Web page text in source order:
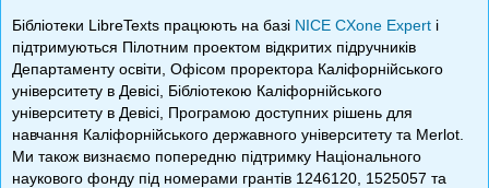
Бібліотеки LibreTexts працюють на базі NICE CXone Expert і
підтримуються Пілотним проектом відкритих підручників
Департаменту освіти, Офісом проректора Каліфорнійського
університету в Девісі, Бібліотекою Каліфорнійського
університету в Девісі, Програмою доступних рішень для
навчання Каліфорнійського державного університету та Merlot.
Ми також визнаємо попередню підтримку Національного
наукового фонду під номерами грантів 1246120, 1525057 та